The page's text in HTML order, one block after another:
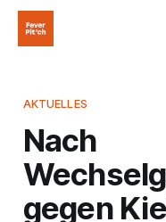
AKTUELLES
Nach
gegen